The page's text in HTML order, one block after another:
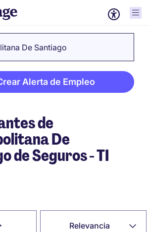
De Santiago
Alerta de Empleo
de
De
de Seguros - TI
Relevancia